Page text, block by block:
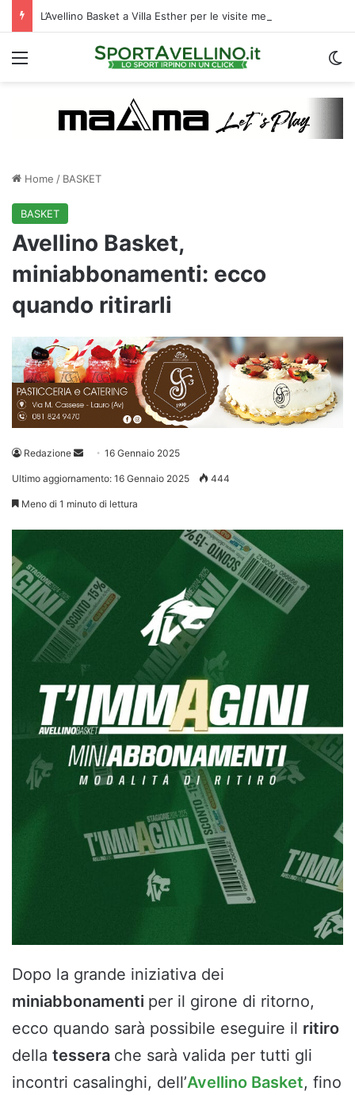
Menu
Home / BASKET
BASKET
Avellino Basket,
miniabbonamenti: ecco
quando ritirarli
Redazione
Invia 16 Gennaio 2025
Ultimo aggiornamento: 16 Gennaio 2025 444
Meno di 1 minuto di lettura
Dopo la grande iniziativa dei
miniabbonamenti per il girone di ritorno,
ecco quando sarà possibile eseguire il ritiro
della tessera che sarà valida per tutti gli
incontri casalinghi, dell’Avellino Basket, fino